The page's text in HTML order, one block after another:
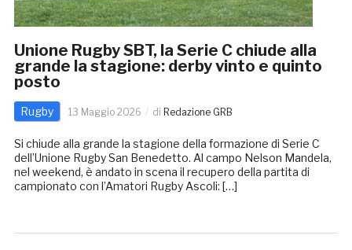
Unione Rugby SBT, la Serie C chiude alla
grande la stagione: derby vinto e quinto
posto
Rugby 13 Maggio 2026 di Redazione GRB
Si chiude alla grande la stagione della formazione di Serie C
dell’Unione Rugby San Benedetto. Al campo Nelson Mandela,
nel weekend, è andato in scena il recupero della partita di
campionato con l’Amatori Rugby Ascoli: […]